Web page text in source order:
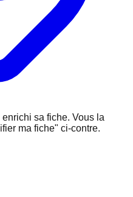
sa fiche. Vous la
ma fiche" ci-contre.